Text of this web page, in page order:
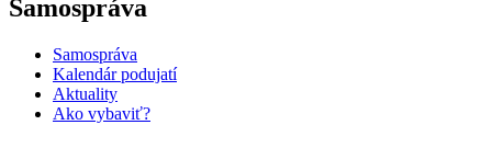
Samospráva
Samospráva
Kalendár podujatí
Aktuality
Ako vybaviť?